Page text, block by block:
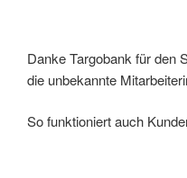
Danke Targobank für den
die unbekannte
So funktioniert auch